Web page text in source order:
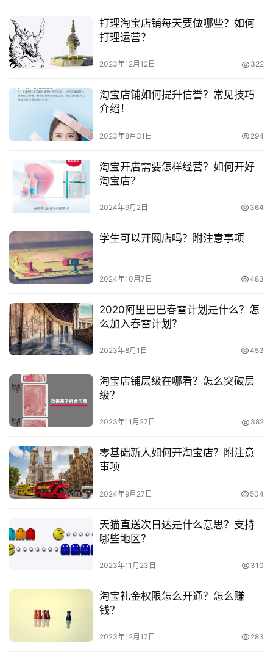
创
业
项
目
视
宝
分
4、改善消费者在无线上浏览体验：卖家可以根据
自身情况和手机端的规范对手机端宝贝详情页进行调整，这
现在的软件功能都比较多，很多商家只要通过一些
专门的软件就可以实现商品的上传，不用像以前一样一定需
要通过电脑才可以操作，这样可以节省商家一些时间，也可
推荐阅读：
淘宝开店后怎么添加商品？上传宝贝需要注意什
么？
淘宝营业执照怎么上传？为什么会上传失败？
若转载，请注明出处：
https://www.zaotuan.com.cn/141435.html
版权声明：本文内容由互联网用户自发贡献，该文观点仅代表
作者本人。本站仅提供信息存储空间服务，不拥有所有权，不
容， 请发送邮件至153055113@qq.com 举报，一经查实，
本站将立刻删除。
打理淘宝店铺每天要做哪些？如何
打理运营？
2023年12月12日 322
淘宝店铺如何提升信誉？常见技巧
介绍！
2023年8月31日 294
淘宝开店需要怎样经营？如何开好
淘宝店？
2024年9月2日 364
学生可以开网店吗？附注意事项
2024年10月7日 483
2020阿里巴巴春雷计划是什么？怎
么加入春雷计划？
2023年8月1日 453
淘宝店铺层级在哪看？怎么突破层
级？
2023年11月27日 382
零基础新人如何开淘宝店？附注意
事项
2024年9月27日 504
天猫直送次日达是什么意思？支持
哪些地区？
2023年11月23日 310
淘宝礼金权限怎么开通？怎么赚
钱？
2023年12月17日 283